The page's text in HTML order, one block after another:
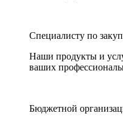
Специалисту по
Наши продукты и
ваших
Бюджетной